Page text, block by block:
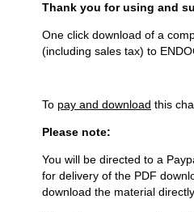
Thank you for using and
One click download of a
(including sales tax) to
To pay and download this
Please note:
You will be directed to a
for delivery of the PDF
download the material